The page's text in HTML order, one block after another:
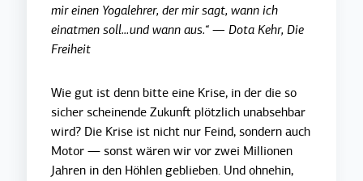
mir einen Yogalehrer, der mir sagt, wann ich
einatmen soll…und wann aus.“ — Dota Kehr, Die
Freiheit
Wie gut ist denn bitte eine Krise, in der die so
sicher scheinende Zukunft plötzlich unabsehbar
wird? Die Krise ist nicht nur Feind, sondern auch
Motor — sonst wären wir vor zwei Millionen
Jahren in den Höhlen geblieben. Und ohnehin,